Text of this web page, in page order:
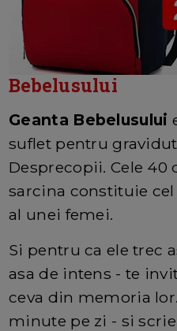
Bebelusului
Geanta Bebelusului
suflet pentru
Desprecopii. Cele 40
sarcina constituie
al unei femei.
Si pentru ca ele trec
asa de intens - te
ceva din memoria
minute pe zi - si